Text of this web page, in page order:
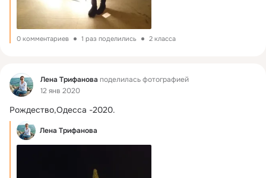
0 комментариев 1 раз поделились 2 класса
Фид Лена Трифанова поделилась фотографией
12 янв 2020
Рождество,Одесса -2020.
Лена Трифанова